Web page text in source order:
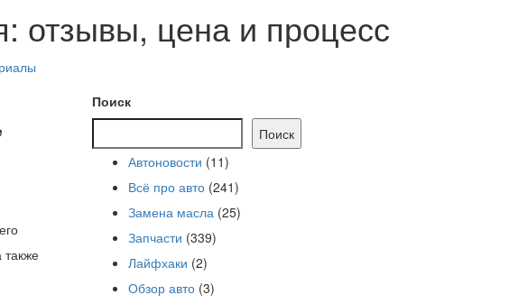
отзывы, цена и процесс
Поиск
Поиск
Автоновости (11)
Всё про авто (241)
Замена масла (25)
Запчасти (339)
Лайфхаки (2)
Обзор авто (3)